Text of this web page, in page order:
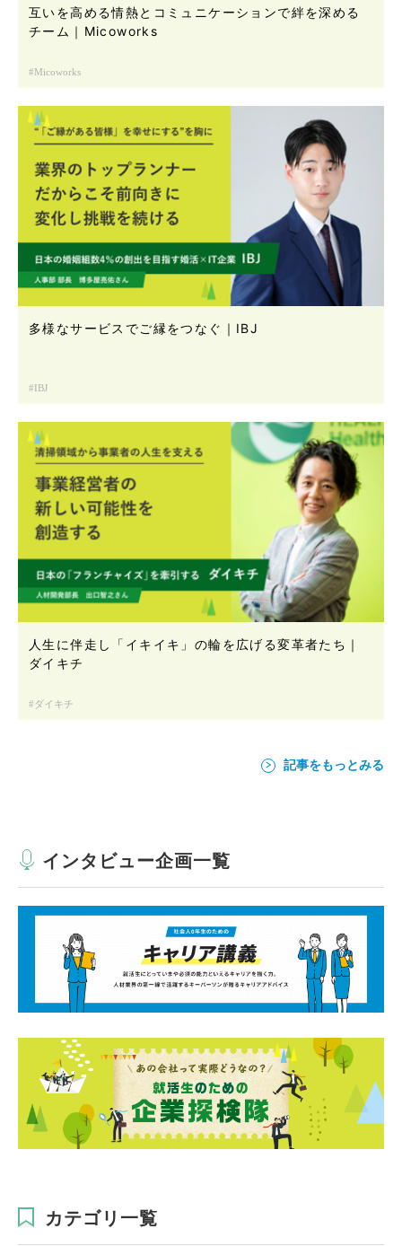
互いを高める情熱とコミュニケーションで絆を深める
チーム｜Micoworks
Micoworks
多様なサービスでご縁をつなぐ｜IBJ
IBJ
人生に伴走し「イキイキ」の輪を広げる変革者たち｜
ダイキチ
ダイキチ
記事をもっとみる
インタビュー企画一覧
カテゴリ一覧